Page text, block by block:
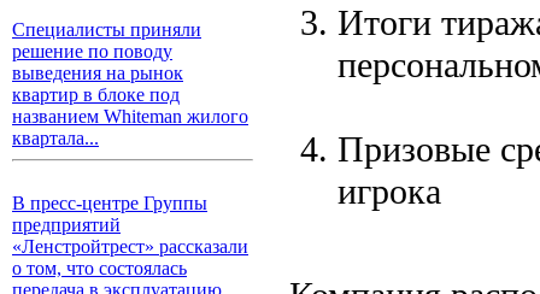
Специалисты приняли
решение по поводу
выведения на рынок
квартир в блоке под
названием Whiteman жилого
квартала...
В пресс-центре Группы
предприятий
«Ленстройтрест» рассказали
о том, что состоялась
передача в эксплуатацию
Итоги
Призовые
игрока